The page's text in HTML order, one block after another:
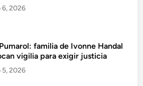
6, 2026
familia de Ivonne Handal
vigilia para exigir justicia
5, 2026